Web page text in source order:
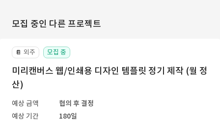
모집 중인 다른 프로젝트
📔 외주 모집 중
미리캔버스 웹/인쇄용 디자인 템플릿 정기 제작 (월 정
산)
예상 금액
협의 후 결정
예상 기간
180일